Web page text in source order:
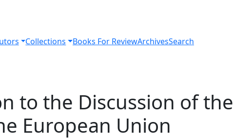
Collections Books For ReviewArchivesSearch
to the Discussion of the
European Union